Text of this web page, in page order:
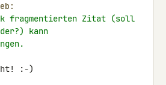
fragmentierten Zitat (soll
kann
:-)